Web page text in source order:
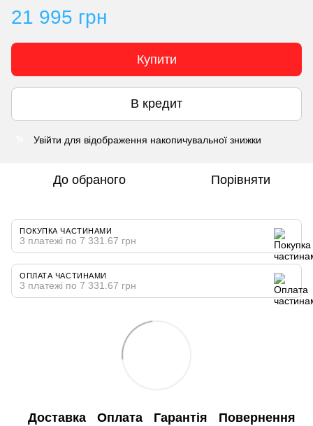
21 995 грн
Купити
В кредит
Увійти для відображення накопичувальної знижки
До обраного Порівняти
ПОКУПКА ЧАСТИНАМИ
3 платежі по 7 331.67 грн
ОПЛАТА ЧАСТИНАМИ
3 платежі по 7 331.67 грн
Доставка Оплата Гарантія Повернення